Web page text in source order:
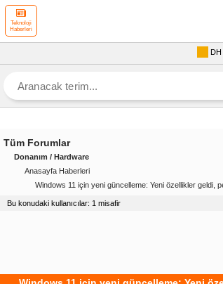
Teknoloji
Haberleri
Tüm Forumlar
Donanım / Hardware
Anasayfa Haberleri
Windows 11 için yeni güncelleme: Yeni özellikler geldi,
Bu konudaki kullanıcılar: 1 misafir